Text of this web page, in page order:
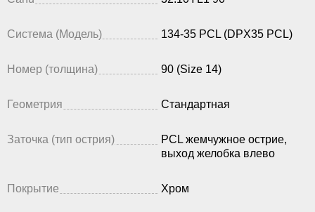
Система (Модель) 134-35 PCL (DPX35 PCL)
Номер (толщина) 90 (Size 14)
Геометрия Стандартная
Заточка (тип острия)
PCL жемчужное острие,
выход желобка влево
Покрытие Хром